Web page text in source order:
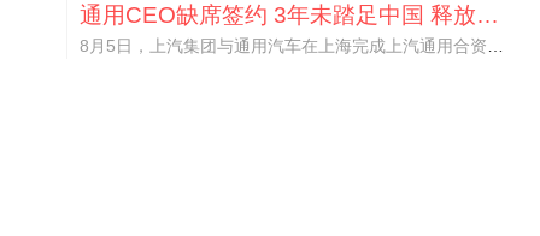
通用CEO缺席签约 3年未踏足中国 释放反常信号